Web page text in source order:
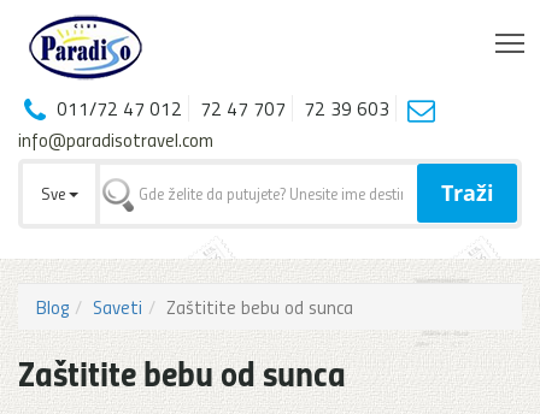
011/72 47 012 72 47 707
72 39 603
info@paradisotravel.com
Sve Traži
Blog Saveti Zaštitite bebu od sunca
Zaštitite bebu od sunca